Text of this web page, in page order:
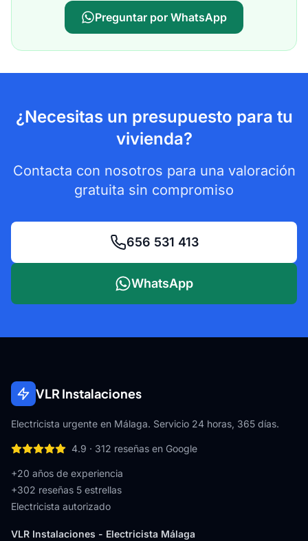
Preguntar por WhatsApp
¿Necesitas un presupuesto para tu
vivienda?
Contacta con nosotros para una valoración
gratuita sin compromiso
656 531 413
WhatsApp
VLR Instalaciones
Electricista urgente en Málaga. Servicio 24 horas, 365 días.
4.9 · 312 reseñas en Google
+20 años de experiencia
+302 reseñas 5 estrellas
Electricista autorizado
VLR Instalaciones - Electricista Málaga